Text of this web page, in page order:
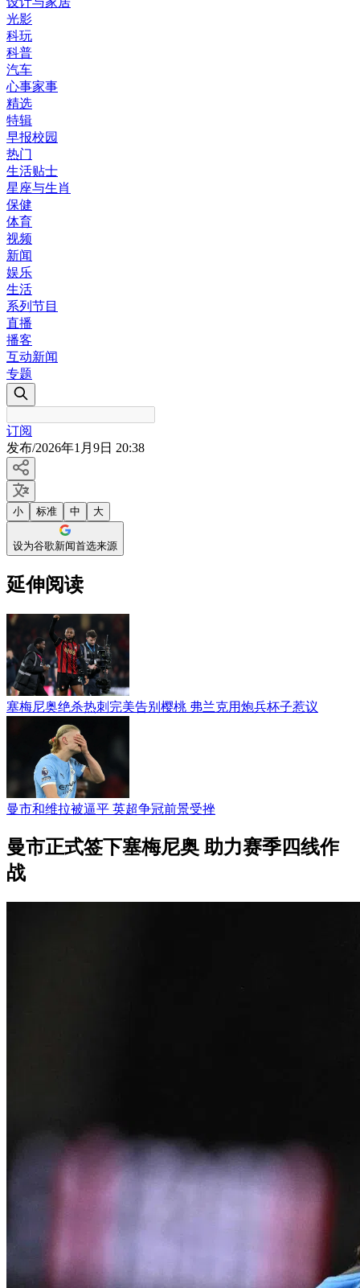
光影
科玩
科普
汽车
心事家事
精选
特辑
早报校园
热门
生活贴士
星座与生肖
保健
体育
视频
新闻
娱乐
生活
系列节目
直播
播客
互动新闻
专题
订阅
发布/2026年1月9日 20:38
小 标准 中 大
设为谷歌新闻首选来源
延伸阅读
塞梅尼奥绝杀热刺完美告别樱桃 弗兰克用炮兵杯子惹议
曼市和维拉被逼平 英超争冠前景受挫
曼市正式签下塞梅尼奥 助力赛季四线作
战